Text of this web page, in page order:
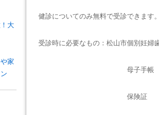
健診についてのみ無料で受診できます。
受診時に必要なもの：松山市個別妊婦
母子手帳
保険証
大
家